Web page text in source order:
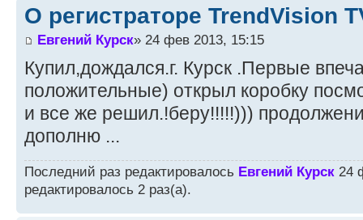
О регистраторе TrendVision
Евгений Курск» 24 фев 2013, 15:15
Купил,дождался.г. Курск .Первые
положительные) открыл коробку
и все же решил.!беру!!!!!)))
дополню ...
Последний раз редактировалось Евгений Курск 24
редактировалось 2 раз(а).